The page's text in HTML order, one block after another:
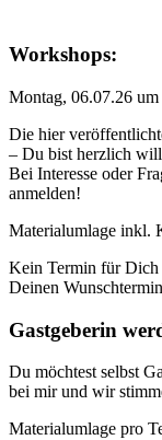
Workshops:
Montag, 06.07.26 um
Die hier
– Du bist herzlich
Bei Interesse oder
anmelden!
Materialumlage inkl.
Kein Termin für Dich
Deinen
Gastgeberin
Du möchtest selbst
bei mir und wir
Materialumlage pro